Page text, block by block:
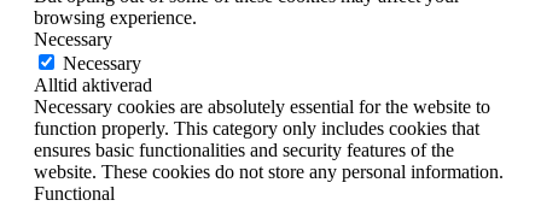
browsing experience.
Necessary
Necessary
Alltid aktiverad
Necessary cookies are absolutely essential for the website to
function properly. This category only includes cookies that
ensures basic functionalities and security features of the
website. These cookies do not store any personal information.
Functional